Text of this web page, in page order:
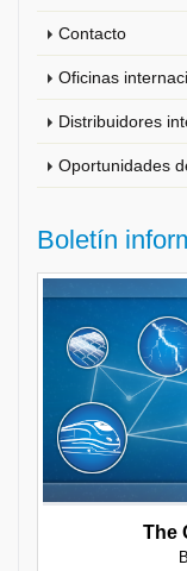
Contacto
Oficinas
Distribuidores
Oportunidades
Boletín
The